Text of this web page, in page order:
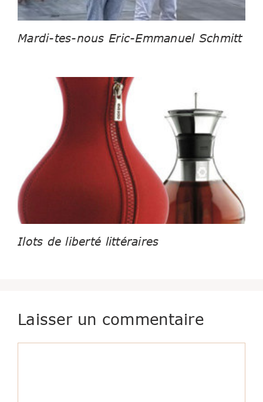
Mardi-tes-nous Eric-Emmanuel Schmitt
Ilots de liberté littéraires
Laisser un commentaire